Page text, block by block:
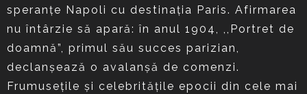
speranţe Napoli cu destinaţia Paris. Afirmarea
nu întârzie să apară: în anul 1904, ,,Portret de
doamnă”, primul său succes parizian,
declanşează o avalanşă de comenzi.
Frumuseţile şi celebrităţile epocii din cele mai